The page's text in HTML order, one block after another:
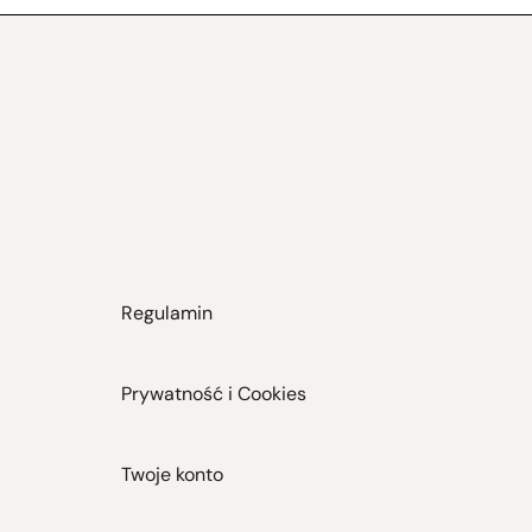
Regulamin
Prywatność i Cookies
Twoje konto